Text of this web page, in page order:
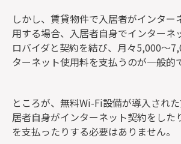
しかし、賃貸物件で入居者がインター
用する場合、入居者自身でインターネ
ロバイダと契約を結び、月々5,000～
ターネット使用料を支払うのが一般的
ところが、無料Wi-Fi設備が導入され
居者自身がインターネット契約をした
を支払ったりする必要はありません。